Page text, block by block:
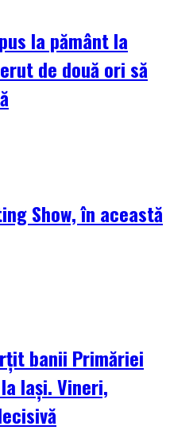
la pământ la
de două ori să
Show, în această
banii Primăriei
Iași. Vineri,